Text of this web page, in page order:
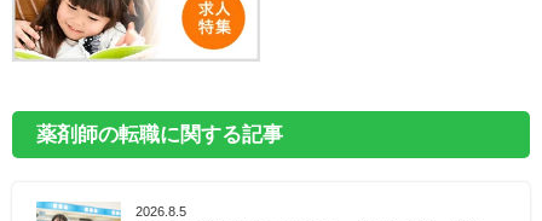
薬剤師の転職に関する記事
2026.8.5